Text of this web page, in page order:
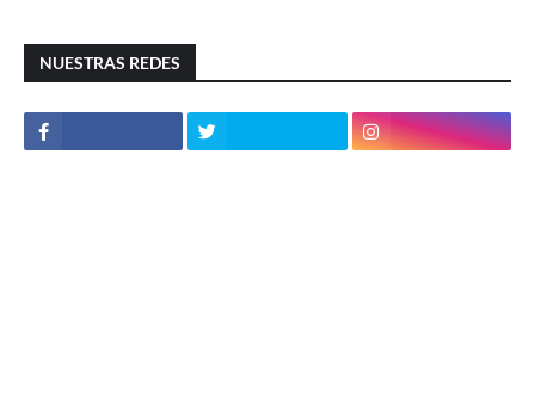
NUESTRAS REDES